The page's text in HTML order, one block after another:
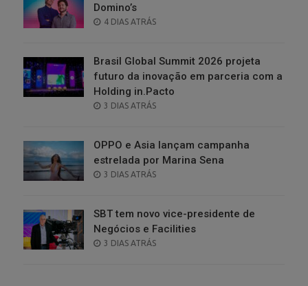
Domino’s
POSTED
4 DIAS ATRÁS
Brasil Global Summit 2026 projeta
futuro da inovação em parceria com a
Holding in.Pacto
POSTED
3 DIAS ATRÁS
OPPO e Asia lançam campanha
estrelada por Marina Sena
POSTED
3 DIAS ATRÁS
SBT tem novo vice-presidente de
Negócios e Facilities
POSTED
3 DIAS ATRÁS